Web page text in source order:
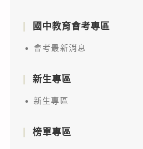
國中教育會考專區
會考最新消息
新生專區
新生專區
榜單專區